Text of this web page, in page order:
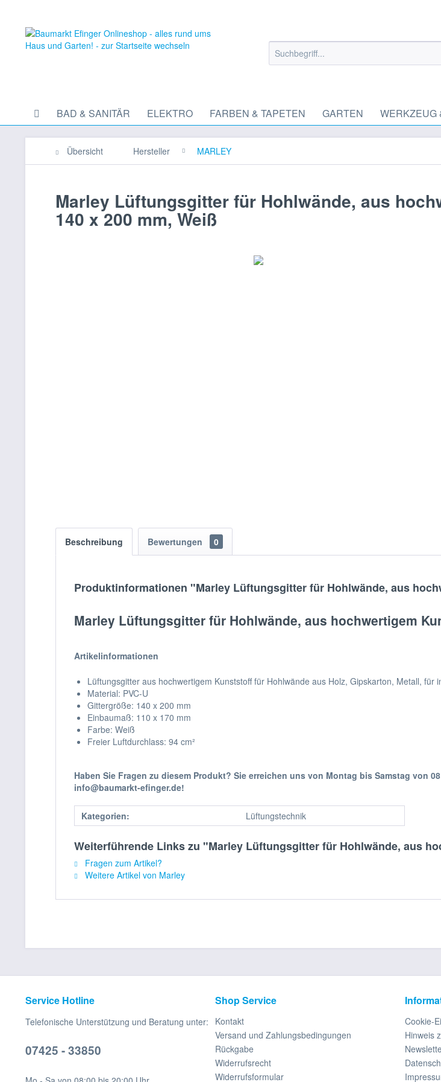
BAD & SANITÄR ELEKTRO FARBEN & TAPETEN GARTEN WERKZEUG
Übersicht Hersteller MARLEY
Marley Lüftungsgitter für Hohlwände, aus
140 x 200 mm, Weiß
Beschreibung Bewertungen 0
Produktinformationen "Marley Lüftungsgitter für Hohlwände, aus
Marley Lüftungsgitter für Hohlwände, aus hochwertigem
Artikelinformationen
Lüftungsgitter aus hochwertigem Kunststoff für Hohlwände aus Holz, Gipskarton, Metall,
Material: PVC-U
Gittergröße: 140 x 200 mm
Einbaumaß: 110 x 170 mm
Farbe: Weiß
Freier Luftdurchlass: 94 cm²
Haben Sie Fragen zu diesem Produkt? Sie erreichen uns von Montag bis Samstag von
info@baumarkt-efinger.de!
Kategorien: Lüftungstechnik
Weiterführende Links zu "Marley Lüftungsgitter für Hohlwände, aus
Fragen zum Artikel?
Weitere Artikel von Marley
Service Hotline
Telefonische Unterstützung und Beratung unter:
07425 - 33850
Shop Service
Kontakt
Versand und Zahlungsbedingungen
Rückgabe
Widerrufsrecht
Widerrufsformular
Cookie-
Hinweis